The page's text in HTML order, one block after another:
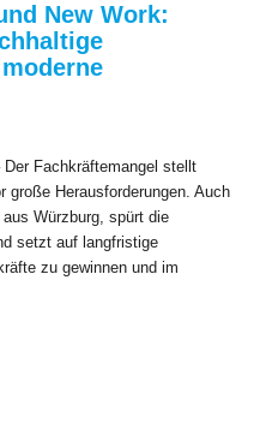
New Work:
Fachkräftemangel stellt
große Herausforderungen. Auch
Würzburg, spürt die
setzt auf langfristige
zu gewinnen und im